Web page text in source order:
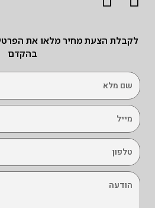
לקבלת הצעת מחיר מלאו את
בהקדם